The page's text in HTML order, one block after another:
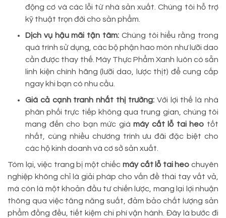
động cơ và các lỗi từ nhà sản xuất. Chúng tôi hỗ trợ
kỹ thuật trọn đời cho sản phẩm.
Dịch vụ hậu mãi tận tâm: Chúng tôi hiểu rằng trong
quá trình sử dụng, các bộ phận hao mòn như lưỡi dao
cần được thay thế. Máy Thực Phẩm Xanh luôn có sẵn
linh kiện chính hãng (lưỡi dao, lược thịt) để cung cấp
ngay khi bạn có nhu cầu.
Giá cả cạnh tranh nhất thị trường:Với lợi thế là nhà
phân phối trực tiếp không qua trung gian, chúng tôi
mang đến cho bạn mức giámáy cắt lỗ tai heo tốt
nhất, cùng nhiều chương trình ưu đãi đặc biệt cho
các hộ kinh doanh và cơ sở sản xuất.
Tóm lại, việc trang bị một chiếc máy cắt lỗ tai heo chuyên
nghiệp không chỉ là giải pháp cho vấn đề thái tay vất vả,
mà còn là một khoản đầu tư chiến lược, mang lại lợi nhuận
thông qua việc tăng năng suất, đảm bảo chất lượng sản
phẩm đồng đều, tiết kiệm chi phí vận hành. Đây là bước đi